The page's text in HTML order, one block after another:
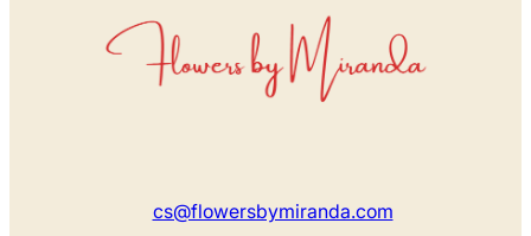
cs@flowersbymiranda.com